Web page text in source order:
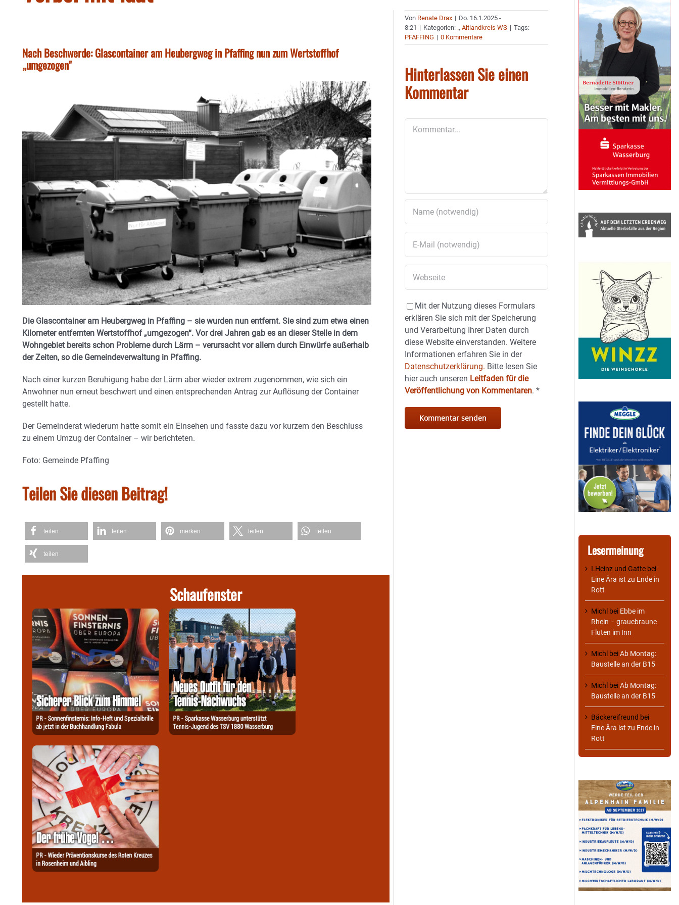
Nach Beschwerde: Glascontainer am Heubergweg in Pfaffing nun zum Wertstoffhof
„umgezogen"
Die Glascontainer am Heubergweg in Pfaffing – sie wurden nun entfernt. Sie sind zum etwa einen
Kilometer entfernten Wertstoffhof „umgezogen“. Vor drei Jahren gab es an dieser Stelle in dem
Wohngebiet bereits schon Probleme durch Lärm – verursacht vor allem durch Einwürfe außerhalb
der Zeiten, so die Gemeindeverwaltung in Pfaffing.
Nach einer kurzen Beruhigung habe der Lärm aber wieder extrem zugenommen, wie sich ein
Anwohner nun erneut beschwert und einen entsprechenden Antrag zur Auflösung der Container
gestellt hatte.
Der Gemeinderat wiederum hatte somit ein Einsehen und fasste dazu vor kurzem den Beschluss
zu einem Umzug der Container – wir berichteten.
Foto: Gemeinde Pfaffing
Teilen Sie diesen Beitrag!
teilen teilen merken teilen teilen
teilen
Schaufenster
Von Renate Drax | Do. 16.1.2025 -
8:21 | Kategorien: .,Altlandkreis WS | Tags:
PFAFFING | 0 Kommentare
Hinterlassen Sie einen
Kommentar
Mit der Nutzung dieses Formulars
erklären Sie sich mit der Speicherung
und Verarbeitung Ihrer Daten durch
diese Website einverstanden. Weitere
Informationen erfahren Sie in der
Datenschutzerklärung. Bitte lesen Sie
hier auch unseren Leitfaden für die
Veröffentlichung von Kommentaren.*
Lesermeinung
I.Heinz und Gatte bei
Eine Ära ist zu Ende in
Rott
Michl bei Ebbe im
Rhein – grauebraune
Fluten im Inn
Michl beiAb Montag:
Baustelle an der B15
Michl beiAb Montag:
Baustelle an der B15
Bäckereifreund bei
Eine Ära ist zu Ende in
Rott